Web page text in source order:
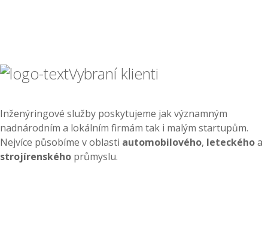
Vybraní klienti
Inženýringové služby poskytujeme jak významným
nadnárodním a lokálním firmám tak i malým startupům.
Nejvíce působíme v oblasti automobilového, leteckéhoa
strojírenského průmyslu.